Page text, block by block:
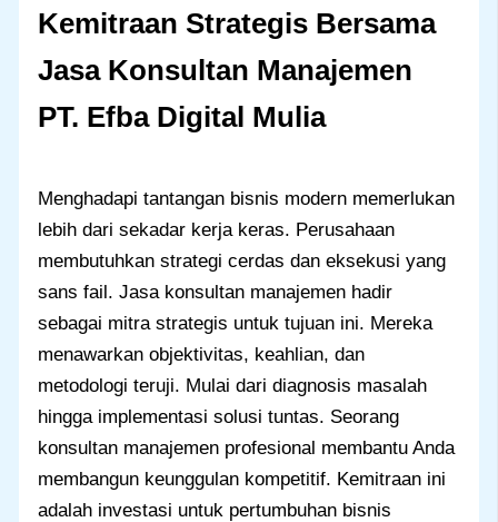
Kemitraan Strategis Bersama
Jasa Konsultan Manajemen
PT. Efba Digital Mulia
Menghadapi tantangan bisnis modern memerlukan
lebih dari sekadar kerja keras. Perusahaan
membutuhkan strategi cerdas dan eksekusi yang
sans fail. Jasa konsultan manajemen hadir
sebagai mitra strategis untuk tujuan ini. Mereka
menawarkan objektivitas, keahlian, dan
metodologi teruji. Mulai dari diagnosis masalah
hingga implementasi solusi tuntas. Seorang
konsultan manajemen profesional membantu Anda
membangun keunggulan kompetitif. Kemitraan ini
adalah investasi untuk pertumbuhan bisnis